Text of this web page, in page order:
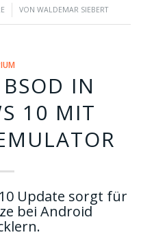
VON WALDEMAR SIEBERT
IN
10 MIT
Update sorgt für
bei Android